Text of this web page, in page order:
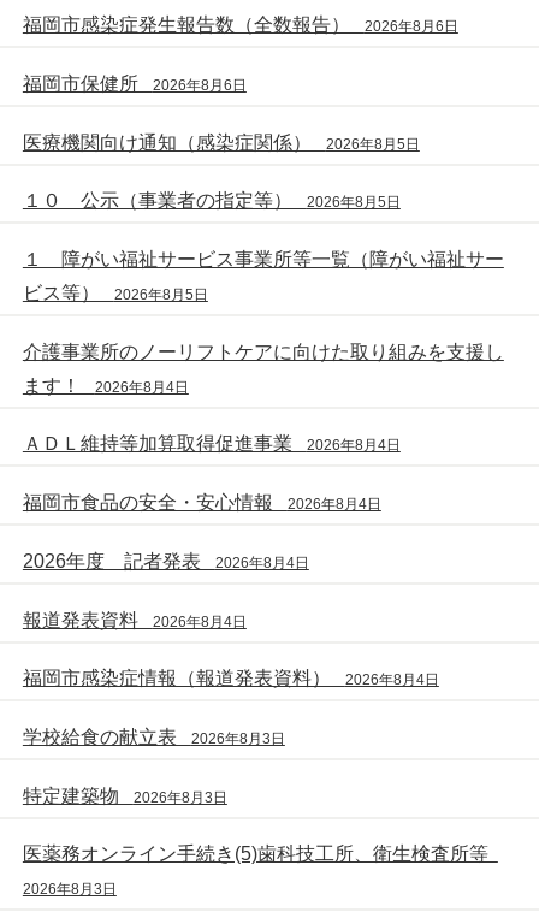
福岡市感染症発生報告数（全数報告） 2026年8月6日
福岡市保健所 2026年8月6日
医療機関向け通知（感染症関係） 2026年8月5日
１０ 公示（事業者の指定等） 2026年8月5日
１ 障がい福祉サービス事業所等一覧（障がい福祉サー
ビス等）
2026年8月5日
介護事業所のノーリフトケアに向けた取り組みを支援し
ます！
2026年8月4日
ＡＤＬ維持等加算取得促進事業 2026年8月4日
福岡市食品の安全・安心情報 2026年8月4日
2026年度 記者発表 2026年8月4日
報道発表資料 2026年8月4日
福岡市感染症情報（報道発表資料） 2026年8月4日
学校給食の献立表 2026年8月3日
特定建築物 2026年8月3日
医薬務オンライン手続き(5)歯科技工所、衛生検査所等
2026年8月3日